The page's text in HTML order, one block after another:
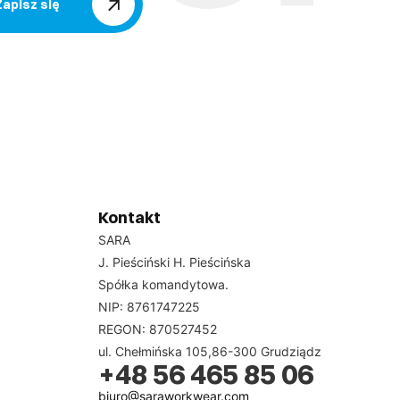
do specyficznych potrzeb różnych branż. Dzięki
bezpieczeństwo i wygodę. Wybierając nasze
Skorzystaj z naszej oferty i zaufaj jakości, którą
preferencji każdego użytkownika. Pierwszym
ryzyko kontaktu z substancjami chemicznymi,
i odporne na uszkodzenia mechaniczne. Dobrze
zadań. Ważnym aspektem jest również
się
Kontakt
SARA
J. Pieściński H. Pieścińska
Spółka komandytowa.
NIP: 8761747225
REGON: 870527452
ul. Chełmińska 105,86-300 Grudziądz
+48 56 465 85 06
biuro@saraworkwear.com